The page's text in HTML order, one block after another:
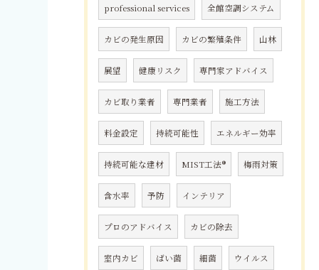
professional services 全館空調システム
カビの発生原因 カビの繁殖条件 山林
展望 健康リスク 専門家アドバイス
カビ取り業者 専門業者 施工方法
料金設定 持続可能性 エネルギー効率
持続可能な建材 MIST工法® 梅雨対策
含水率 予防 インテリア
プロのアドバイス カビの除去
室内カビ ばい菌 細菌 ウイルス